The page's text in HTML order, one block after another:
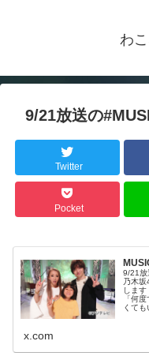
わ
9/21放送の
Twitter
Pocket
9/21放
乃木坂
しま
「何
くて
x.com